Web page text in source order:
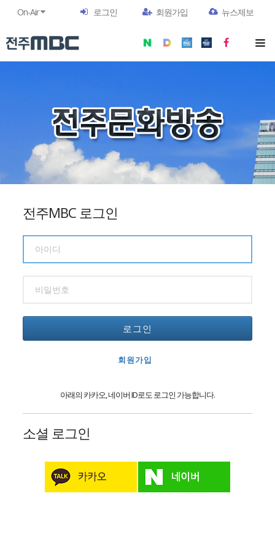
On-Air 로그인 회원가입 뉴스제보
전주MBC 로그인
로그인
회원가입
아래의 카카오, 네이버 ID로도 로그인 가능합니다.
소셜 로그인